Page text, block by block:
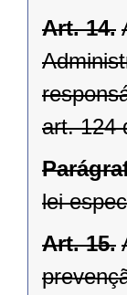
Art. 14.
art. 124
lei
Art. 15.